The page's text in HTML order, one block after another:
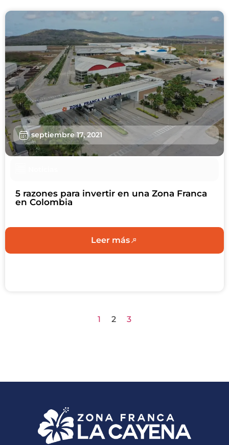
septiembre 17, 2021
5 razones para invertir en una Zona Franca
en Colombia
Leer más
1 2 3